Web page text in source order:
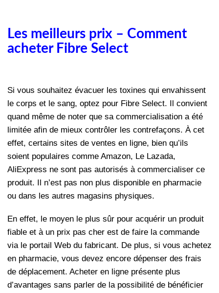
Les meilleurs prix – Comment
acheter Fibre Select
Si vous souhaitez évacuer les toxines qui envahissent
le corps et le sang, optez pour Fibre Select. Il convient
quand même de noter que sa commercialisation a été
limitée afin de mieux contrôler les contrefaçons. Àcet
effet, certains sites de ventes en ligne, bien qu’ils
soient populaires comme Amazon, Le Lazada,
AliExpress ne sont pas autorisés à commercialiser ce
produit. Il n’est pas non plus disponible en pharmacie
ou dans les autres magasins physiques.
En effet, le moyen le plus sûr pour acquérir un produit
fiable et à un prix pas cher est de faire la commande
via le portail Web du fabricant. De plus, si vous achetez
en pharmacie, vous devez encore dépenser des frais
de déplacement. Acheter en ligne présente plus
d’avantages sans parler de la possibilité de bénéficier